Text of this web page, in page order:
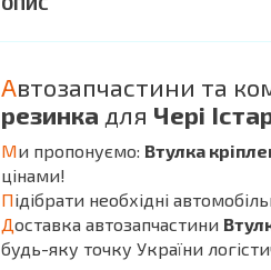
Автозапчастини та
резинка для Чері
Ми пропонуємо: Втулка
цінами!
Підібрати необхідні
Доставка автозапчастини
будь-яку точку України